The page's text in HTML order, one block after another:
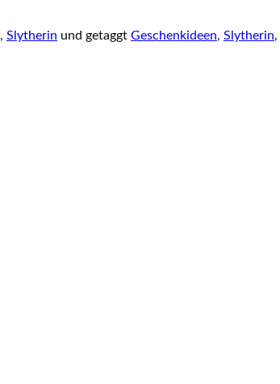
, Slytherin und getaggt Geschenkideen, Slytherin,